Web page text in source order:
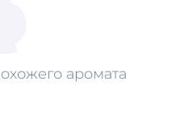
аромата